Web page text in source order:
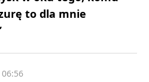
to dla mnie